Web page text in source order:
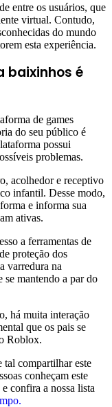
entre os usuários, que
virtual. Contudo,
do mundo
esta experiência.
baixinhos é
de games
do seu público é
possui
problemas.
acolhedor e receptivo
infantil. Desse modo,
e informa sua
ativas.
a ferramentas de
proteção dos
varredura na
mantendo a par do
há muita interação
que os pais se
Roblox.
tal compartilhar este
conheçam este
confira a nossa lista